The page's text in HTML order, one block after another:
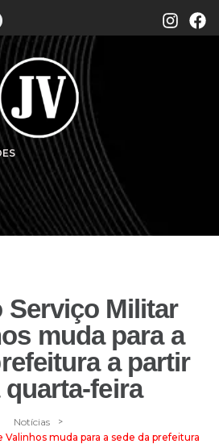
Serviço Militar
muda para a
a partir
quarta-feira
Notícias >
muda para a sede da prefeitura